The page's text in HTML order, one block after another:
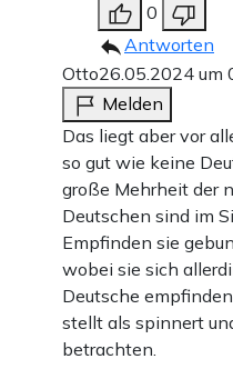
0
Antworten
Otto26.05.2024 um
Melden
Das liegt aber vor
so gut wie keine
große Mehrheit der
Deutschen sind im
Empfinden sie
wobei sie sich
Deutsche
stellt als spinnert
betrachten.